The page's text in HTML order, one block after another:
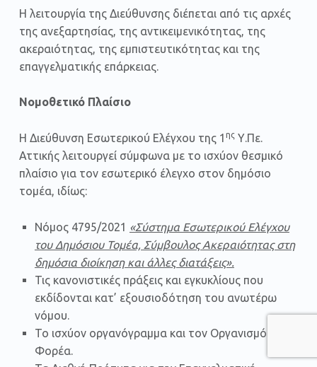
Η λειτουργία της Διεύθυνσης διέπεται από τις αρχές
της ανεξαρτησίας, της αντικειμενικότητας, της
ακεραιότητας, της εμπιστευτικότητας και της
επαγγελματικής επάρκειας.
Νομοθετικό Πλαίσιο
Η Διεύθυνση Εσωτερικού Ελέγχου της 1 ηςΥ.Πε.
Αττικής λειτουργεί σύμφωνα με το ισχύον θεσμικό
πλαίσιο για τον εσωτερικό έλεγχο στον δημόσιο
τομέα, ιδίως:
Νόμος 4795/2021 «Σύστημα Εσωτερικού Ελέγχου
του Δημόσιου Τομέα, Σύμβουλος Ακεραιότητας στη
δημόσια διοίκηση και άλλες διατάξεις».
Τις κανονιστικές πράξεις και εγκυκλίους που
εκδίδονται κατ’ εξουσιοδότηση του ανωτέρω
νόμου.
Το ισχύον οργανόγραμμα και τον Οργανισμό του
Φορέα.